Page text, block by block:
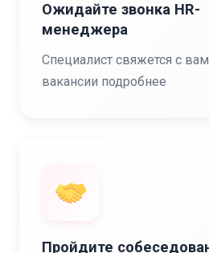
Ожидайте звонка HR-
менеджера
Специалист свяжется с
вакансии подробнее
Пройдите